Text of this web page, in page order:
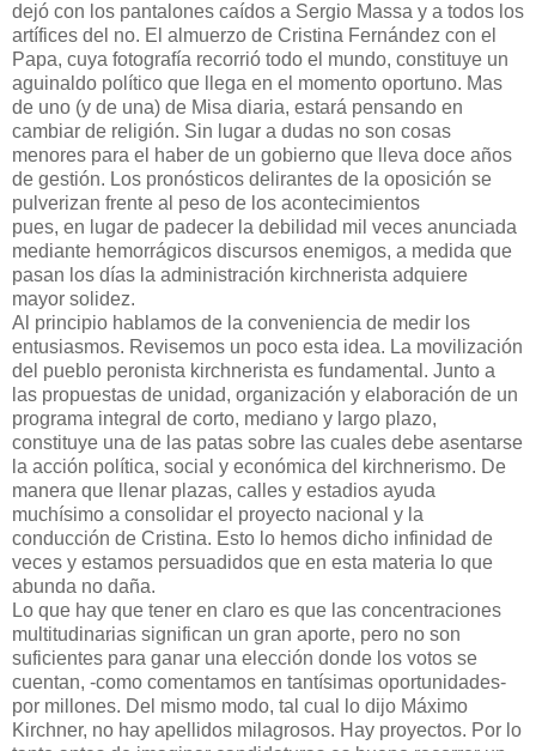
dejó con los pantalones caídos a Sergio Massa y a todos los
artífices del no. El almuerzo de Cristina Fernández con el
Papa, cuya fotografía recorrió todo el mundo, constituye un
aguinaldo político que llega en el momento oportuno. Mas
de uno (y de una) de Misa diaria, estará pensando en
cambiar de religión. Sin lugar a dudas no son cosas
menores para el haber de un gobierno que lleva doce años
de gestión. Los pronósticos delirantes de la oposición se
pulverizan frente al peso de los acontecimientos
pues, en lugar de padecer la debilidad mil veces anunciada
mediante hemorrágicos discursos enemigos, a medida que
pasan los días la administración kirchnerista adquiere
mayor solidez.
Al principio hablamos de la conveniencia de medir los
entusiasmos. Revisemos un poco esta idea. La movilización
del pueblo peronista kirchnerista es fundamental. Junto a
las propuestas de unidad, organización y elaboración de un
programa integral de corto, mediano y largo plazo,
constituye una de las patas sobre las cuales debe asentarse
la acción política, social y económica del kirchnerismo. De
manera que llenar plazas, calles y estadios ayuda
muchísimo a consolidar el proyecto nacional y la
conducción de Cristina. Esto lo hemos dicho infinidad de
veces y estamos persuadidos que en esta materia lo que
abunda no daña.
Lo que hay que tener en claro es que las concentraciones
multitudinarias significan un gran aporte, pero no son
suficientes para ganar una elección donde los votos se
cuentan, -como comentamos en tantísimas oportunidades-
por millones. Del mismo modo, tal cual lo dijo Máximo
Kirchner, no hay apellidos milagrosos. Hay proyectos. Por lo